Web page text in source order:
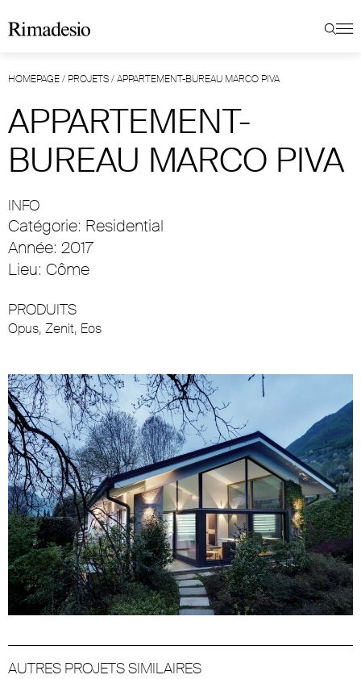
HOMEPAGE/ PROJETS/APPARTEMENT-BUREAU MARCO PIVA
APPARTEMENT-
BUREAU MARCO PIVA
INFO
Catégorie: Residential
Année: 2017
Lieu: Côme
PRODUITS
Opus, Zenit, Eos
AUTRES PROJETS SIMILAIRES